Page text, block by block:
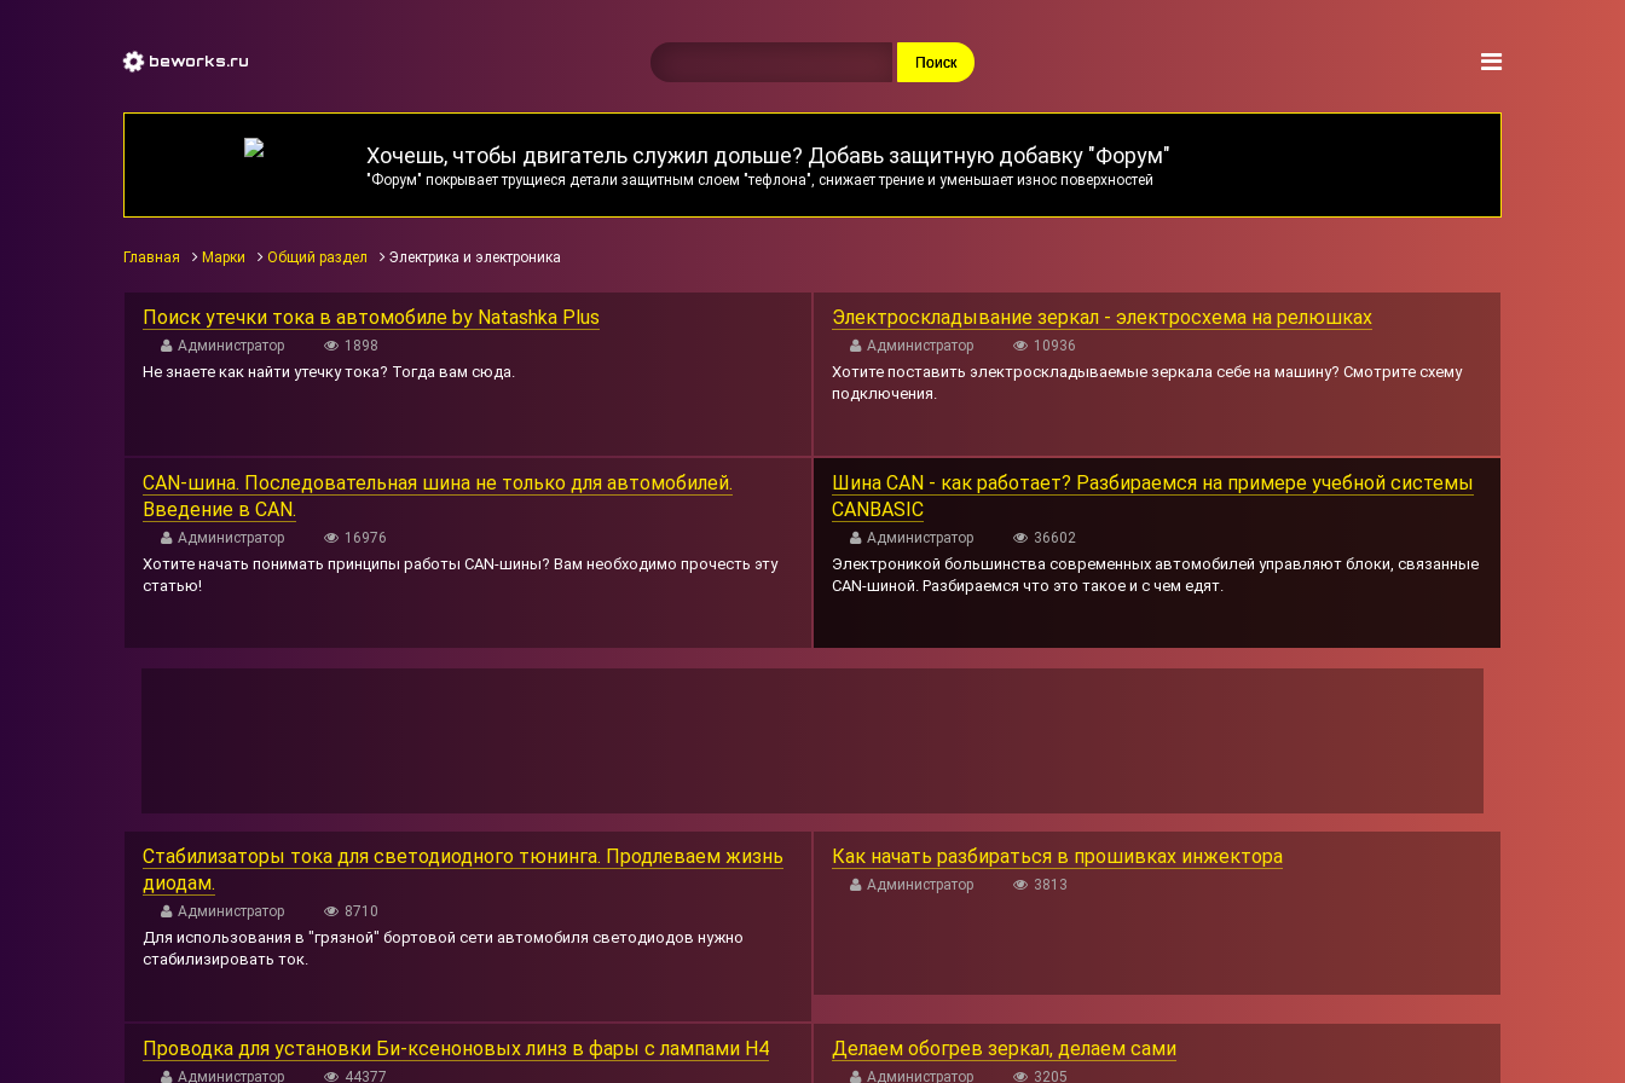
beworks.ru
Хочешь, чтобы двигатель служил дольше? Добавь защитную добавку "Форум"
"Форум" покрывает трущиеся детали защитным слоем "тефлона", снижает трение и уменьшает износ поверхностей
Главная Марки Общий раздел Электрика и электроника
Поиск утечки тока в автомобиле by Natashka Plus
Администратор 1898
Не знаете как найти утечку тока? Тогда вам сюда.
Электроскладывание зеркал - электросхема на релюшках
Администратор 10936
Хотите поставить электроскладываемые зеркала себе на машину? Смотрите схему
подключения.
CAN-шина. Последовательная шина не только для автомобилей.
Введение в CAN.
Администратор 16976
Хотите начать понимать принципы работы CAN-шины? Вам необходимо прочесть эту
статью!
Шина CAN - как работает? Разбираемся на примере учебной системы
CANBASIC
Администратор 36602
Электроникой большинства современных автомобилей управляют блоки, связанные
CAN-шиной. Разбираемся что это такое и с чем едят.
Стабилизаторы тока для светодиодного тюнинга. Продлеваем жизнь
диодам.
Администратор 8710
Для использования в "грязной" бортовой сети автомобиля светодиодов нужно
стабилизировать ток.
Как начать разбираться в прошивках инжектора
Администратор 3813
Проводка для установки Би-ксеноновых линз в фары с лампами H4
Администратор 44377
Делаем обогрев зеркал, делаем сами
Администратор 3205